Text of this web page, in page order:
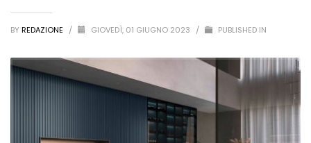
BY REDAZIONE / GIOVEDÌ, 01 GIUGNO 2023 / PUBLISHED IN